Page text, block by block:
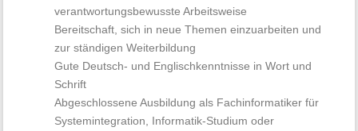
verantwortungsbewusste Arbeitsweise
Bereitschaft, sich in neue Themen einzuarbeiten und
zur ständigen Weiterbildung
Gute Deutsch- und Englischkenntnisse in Wort und
Schrift
Abgeschlossene Ausbildung als Fachinformatiker für
Systemintegration, Informatik-Studium oder